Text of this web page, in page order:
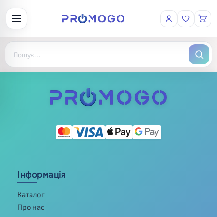
Інформація
Каталог
Про нас